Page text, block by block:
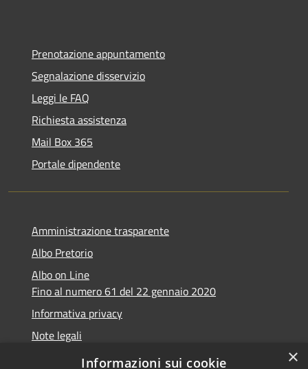
Prenotazione appuntamento
Segnalazione disservizio
Leggi le FAQ
Richiesta assistenza
Mail Box 365
Portale dipendente
Amministrazione trasparente
Albo Pretorio
Albo on Line
Fino al numero 61 del 22 gennaio 2020
Informativa privacy
Note legali
Dichiarazione di accessibilità
×
Informazioni sui cookie